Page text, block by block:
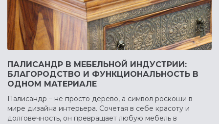
ПАЛИСАНДР В МЕБЕЛЬНОЙ ИНДУСТРИИ:
БЛАГОРОДСТВО И ФУНКЦИОНАЛЬНОСТЬ В
ОДНОМ МАТЕРИАЛЕ
Палисандр – не просто дерево, а символ роскоши в
мире дизайна интерьера. Сочетая в себе красоту и
долговечность, он превращает любую мебель в